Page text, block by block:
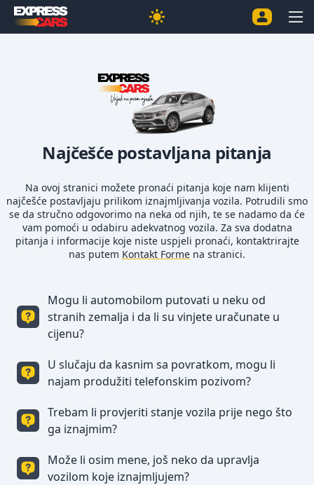
Najčešće postavljana pitanja
Na ovoj stranici možete pronaći pitanja koje nam klijenti
najčešće postavljaju prilikom iznajmljivanja vozila. Potrudili smo
se da stručno odgovorimo na neka od njih, te se nadamo da će
vam pomoći u odabiru adekvatnog vozila. Za sva dodatna
pitanja i informacije koje niste uspjeli pronaći, kontaktrirajte
nas putem Kontakt Forme na stranici.
Mogu li automobilom putovati u neku od
stranih zemalja i da li su vinjete uračunate u
cijenu?
Sva naša vozila imaju zelene kartone osiguranja i
mogu putovati neometeno u sve zemlje
najma.
U slučaju da kasnim sa povratkom, mogu li
najam produžiti telefonskim pozivom?
Produženje najma telefonskim putem je moguće
ali pod uslovom da se to učini najmanje 3 sata
Trebam li provjeriti stanje vozila prije nego što
ga iznajmim?
Stanje vozila se provjerava zajedno sa
predstavnikom naše kompanije da se napravi
Može li osim mene, još neko da upravlja
vozilom koje iznajmljujem?